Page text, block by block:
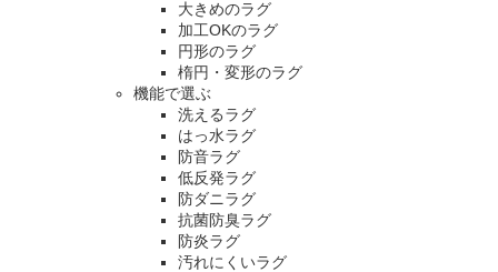
大きめのラグ
加工OKのラグ
円形のラグ
楕円・変形のラグ
機能で選ぶ
洗えるラグ
はっ水ラグ
防音ラグ
低反発ラグ
防ダニラグ
抗菌防臭ラグ
防炎ラグ
汚れにくいラグ